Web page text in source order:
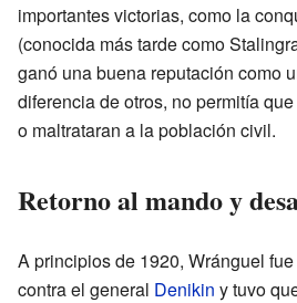
importantes victorias, como la
(conocida más tarde como
ganó una buena reputación como
diferencia de otros, no permitía
o maltrataran a la población civil.
Retorno al mando y
A principios de 1920, Wránguel
contra el general Denikin y tuvo